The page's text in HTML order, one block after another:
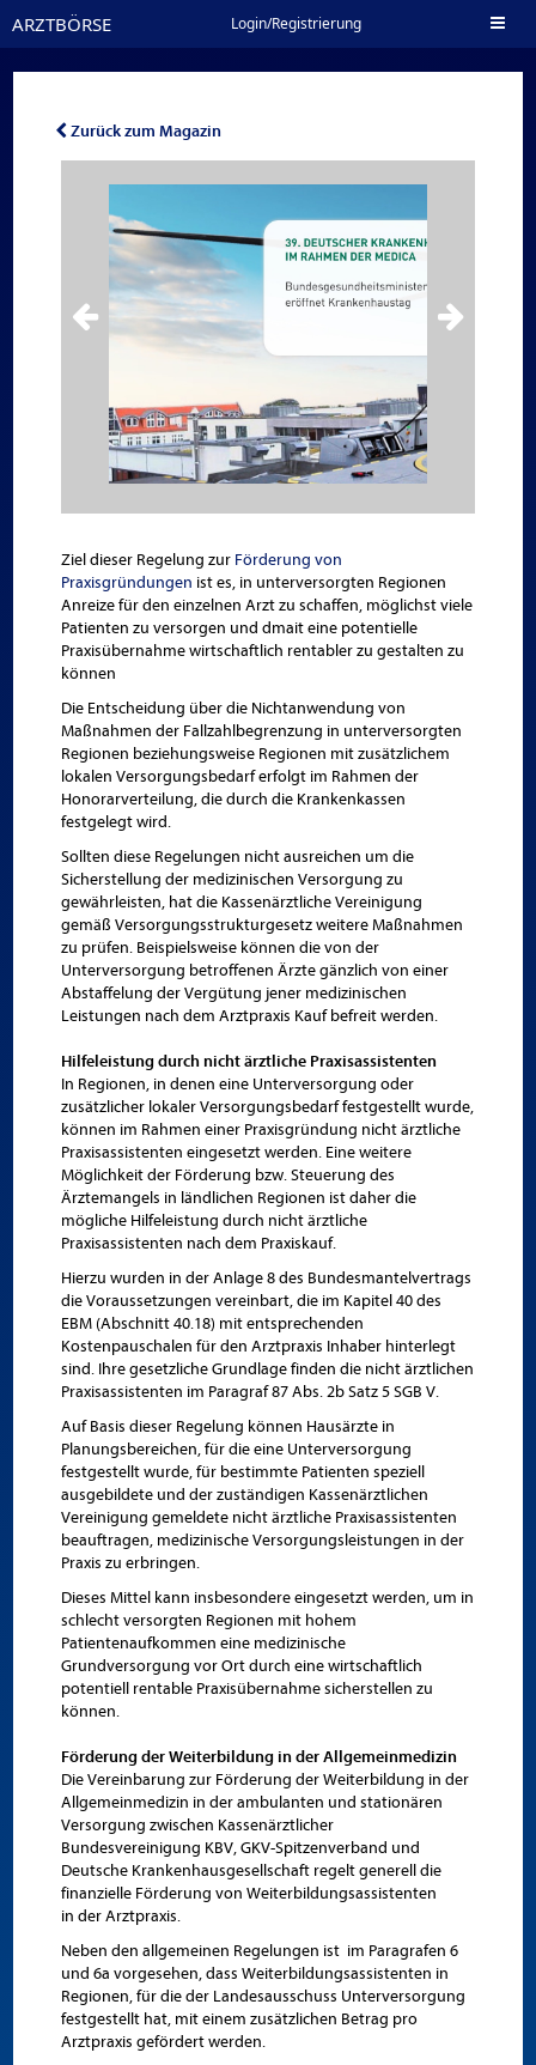
ARZTBÖRSE Login/Registrierung
Zurück zum Magazin
Ziel dieser Regelung zur Förderung von
Praxisgründungen ist es, in unterversorgten Regionen
Anreize für den einzelnen Arzt zu schaffen, möglichst viele
Patienten zu versorgen und dmait eine potentielle
Praxisübernahme wirtschaftlich rentabler zu gestalten zu
können
Die Entscheidung über die Nichtanwendung von
Maßnahmen der Fallzahlbegrenzung in unterversorgten
Regionen beziehungsweise Regionen mit zusätzlichem
lokalen Versorgungsbedarf erfolgt im Rahmen der
Honorarverteilung, die durch die Krankenkassen
festgelegt wird.
Sollten diese Regelungen nicht ausreichen um die
Sicherstellung der medizinischen Versorgung zu
gewährleisten, hat die Kassenärztliche Vereinigung
gemäß Versorgungsstrukturgesetz weitere Maßnahmen
zu prüfen. Beispielsweise können die von der
Unterversorgung betroffenen Ärzte gänzlich von einer
Abstaffelung der Vergütung jener medizinischen
Leistungen nach dem Arztpraxis Kauf befreit werden.
Hilfeleistung durch nicht ärztliche Praxisassistenten
In Regionen, in denen eine Unterversorgung oder
zusätzlicher lokaler Versorgungsbedarf festgestellt wurde,
können im Rahmen einer Praxisgründung nicht ärztliche
Praxisassistenten eingesetzt werden. Eine weitere
Möglichkeit der Förderung bzw. Steuerung des
Ärztemangels in ländlichen Regionen ist daher die
mögliche Hilfeleistung durch nicht ärztliche
Praxisassistenten nach dem Praxiskauf.
Hierzu wurden in der Anlage 8 des Bundesmantelvertrags
die Voraussetzungen vereinbart, die im Kapitel 40 des
EBM (Abschnitt 40.18) mit entsprechenden
Kostenpauschalen für den Arztpraxis Inhaber hinterlegt
sind. Ihre gesetzliche Grundlage finden die nicht ärztlichen
Praxisassistenten im Paragraf 87 Abs. 2b Satz 5 SGB V.
Auf Basis dieser Regelung können Hausärzte in
Planungsbereichen, für die eine Unterversorgung
festgestellt wurde, für bestimmte Patienten speziell
ausgebildete und der zuständigen Kassenärztlichen
Vereinigung gemeldete nicht ärztliche Praxisassistenten
beauftragen, medizinische Versorgungsleistungen in der
Praxis zu erbringen.
Dieses Mittel kann insbesondere eingesetzt werden, um in
schlecht versorgten Regionen mit hohem
Patientenaufkommen eine medizinische
Grundversorgung vor Ort durch eine wirtschaftlich
potentiell rentable Praxisübernahme sicherstellen zu
können.
Förderung der Weiterbildung in der Allgemeinmedizin
Die Vereinbarung zur Förderung der Weiterbildung in der
Allgemeinmedizin in der ambulanten und stationären
Versorgung zwischen Kassenärztlicher
Bundesvereinigung KBV, GKV-Spitzenverband und
Deutsche Krankenhausgesellschaft regelt generell die
finanzielle Förderung von Weiterbildungsassistenten
in der Arztpraxis.
Neben den allgemeinen Regelungen ist im Paragrafen 6
und 6a vorgesehen, dass Weiterbildungsassistenten in
Regionen, für die der Landesausschuss Unterversorgung
festgestellt hat, mit einem zusätzlichen Betrag pro
Arztpraxis gefördert werden.